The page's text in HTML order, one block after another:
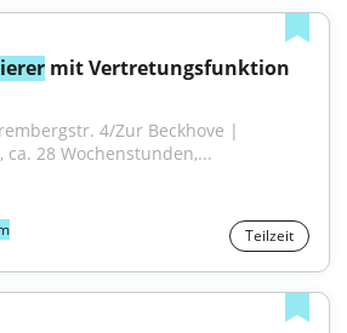
mit Vertretungsfunktion
4/Zur Beckhove |
28 Wochenstunden,...
Teilzeit